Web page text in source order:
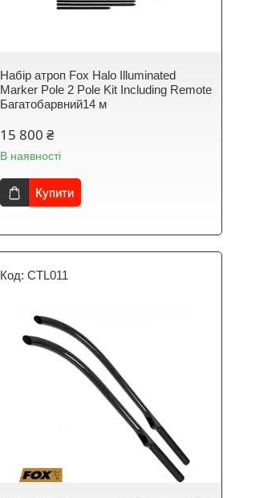
Набір атроп Fox Halo Illuminated
Marker Pole 2 Pole Kit Including Remote
Багатобарвний14 м
15 800 ₴
В наявності
Купити
CTL011